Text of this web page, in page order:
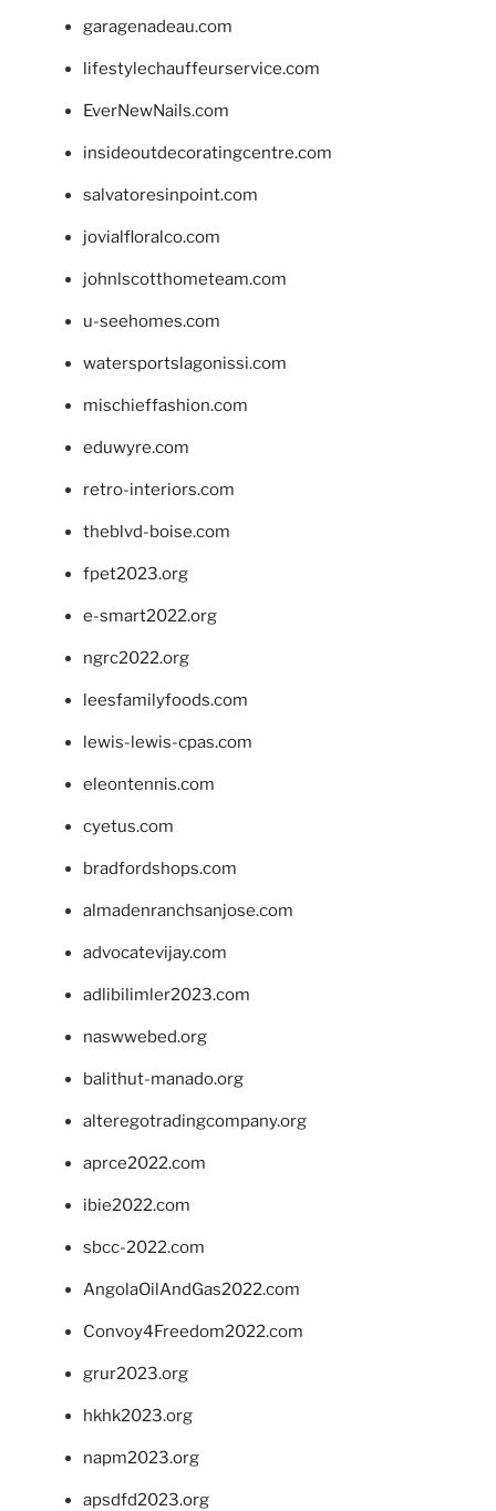
garagenadeau.com
lifestylechauffeurservice.com
EverNewNails.com
insideoutdecoratingcentre.com
salvatoresinpoint.com
jovialfloralco.com
johnlscotthometeam.com
u-seehomes.com
watersportslagonissi.com
mischieffashion.com
eduwyre.com
retro-interiors.com
theblvd-boise.com
fpet2023.org
e-smart2022.org
ngrc2022.org
leesfamilyfoods.com
lewis-lewis-cpas.com
eleontennis.com
cyetus.com
bradfordshops.com
almadenranchsanjose.com
advocatevijay.com
adlibilimler2023.com
naswwebed.org
balithut-manado.org
alteregotradingcompany.org
aprce2022.com
ibie2022.com
sbcc-2022.com
AngolaOilAndGas2022.com
Convoy4Freedom2022.com
grur2023.org
hkhk2023.org
napm2023.org
apsdfd2023.org